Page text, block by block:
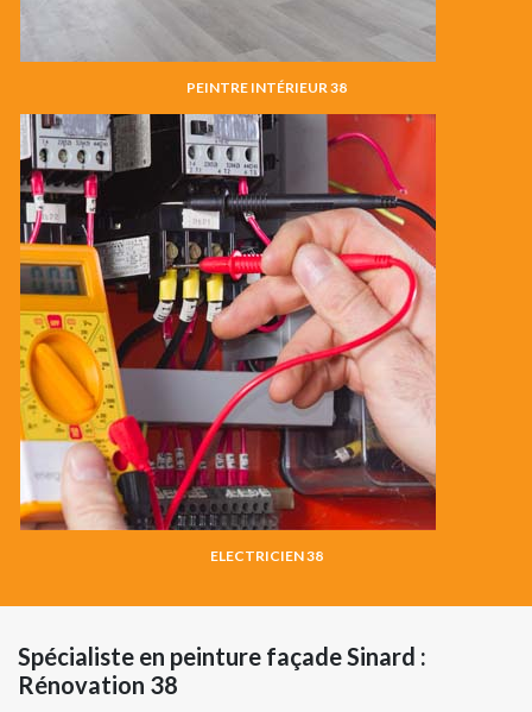
PEINTRE INTÉRIEUR 38
ELECTRICIEN 38
Spécialiste en peinture façade Sinard :
Rénovation 38